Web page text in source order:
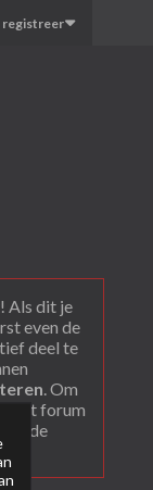
registreer
Als dit je
even de
deel te
. Om
het forum